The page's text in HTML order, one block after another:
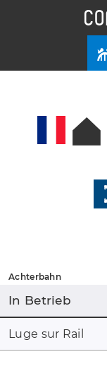
Achterbahn
In Betrieb
Luge sur Rail